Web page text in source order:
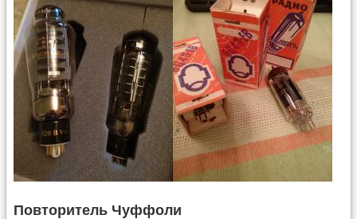
Повторитель Чуффоли